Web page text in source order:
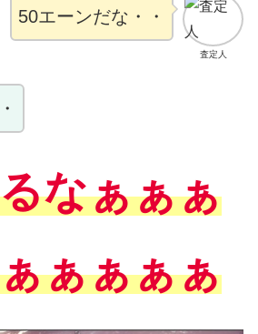
査定人
50エーンだな・・
なぁぁぁ
ぁぁぁぁ